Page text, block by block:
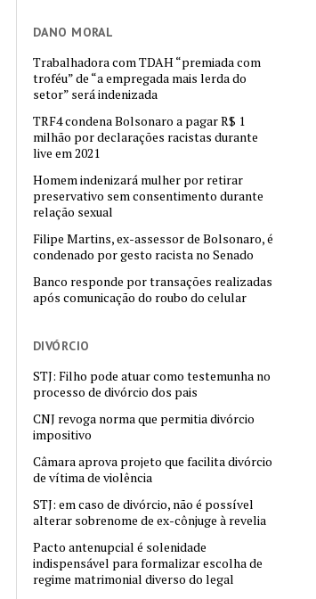
DANO MORAL
Trabalhadora com TDAH “premiada com
troféu” de “a empregada mais lerda do
setor” será indenizada
TRF4 condena Bolsonaro a pagar R$ 1
milhão por declarações racistas durante
live em 2021
Homem indenizará mulher por retirar
preservativo sem consentimento durante
relação sexual
Filipe Martins, ex-assessor de Bolsonaro, é
condenado por gesto racista no Senado
Banco responde por transações realizadas
após comunicação do roubo do celular
DIVÓRCIO
STJ: Filho pode atuar como testemunha no
processo de divórcio dos pais
CNJ revoga norma que permitia divórcio
impositivo
Câmara aprova projeto que facilita divórcio
de vítima de violência
STJ: em caso de divórcio, não é possível
alterar sobrenome de ex-cônjuge à revelia
Pacto antenupcial é solenidade
indispensável para formalizar escolha de
regime matrimonial diverso do legal